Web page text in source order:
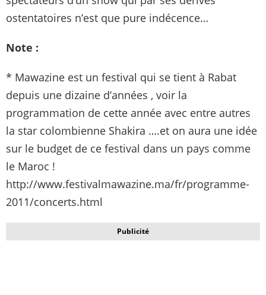
ostentatoires n’est que pure indécence…
Note :
* Mawazine est un festival qui se tient à Rabat
depuis une dizaine d’années , voir la
programmation de cette année avec entre autres
la star colombienne Shakira ….et on aura une idée
sur le budget de ce festival dans un pays comme
le Maroc !
http://www.festivalmawazine.ma/fr/programme-
2011/concerts.html
Publicité